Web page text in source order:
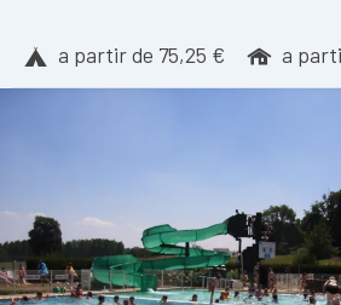
a partir de 75,25 € a